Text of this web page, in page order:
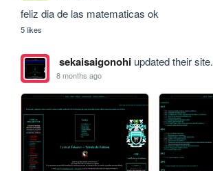
feliz dia de las matematicas ok
5 likes
sekaisaigonohiupdated their site.
8 months ago